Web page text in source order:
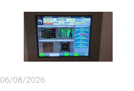
06/08/2026